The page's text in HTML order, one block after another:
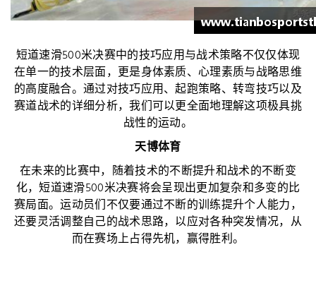
短道速滑500米决赛中的技巧应用与战术策略不仅仅体现
在单一的技术层面，更是身体素质、心理素质与战略思维
的高度融合。通过对技巧应用、起跑策略、转弯技巧以及
赛道战术的详细分析，我们可以更全面地理解这项极具挑
战性的运动。
天博体育
在未来的比赛中，随着技术的不断提升和战术的不断变
化，短道速滑500米决赛将会呈现出更加复杂和多变的比
赛局面。运动员们不仅要通过不断的训练提升个人能力，
还要灵活调整自己的战术思路，以应对各种突发情况，从
而在赛场上占得先机，赢得胜利。